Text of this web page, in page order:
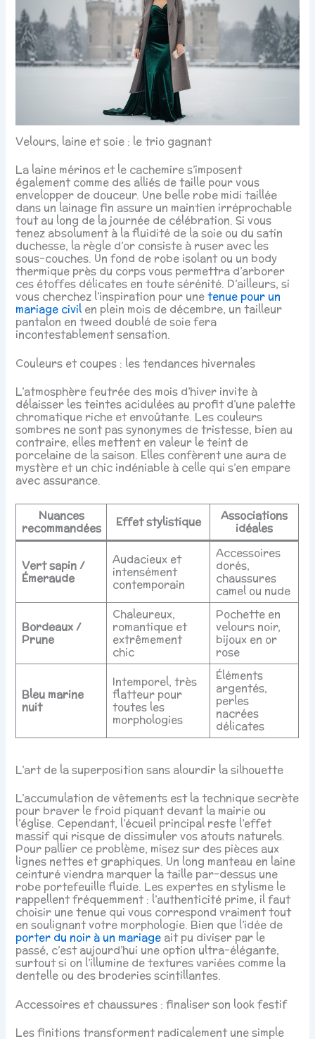
Velours, laine et soie : le trio gagnant
La laine mérinos et le cachemire s’imposent
également comme des alliés de taille pour vous
envelopper de douceur. Une belle robe midi taillée
dans un lainage fin assure un maintien irréprochable
tout au long de la journée de célébration. Si vous
tenez absolument à la fluidité de la soie ou du satin
duchesse, la règle d’or consiste à ruser avec les
sous-couches. Un fond de robe isolant ou un body
thermique près du corps vous permettra d’arborer
ces étoffes délicates en toute sérénité. D’ailleurs, si
vous cherchez l’inspiration pour unetenue pour un
mariage civil en plein mois de décembre, un tailleur
pantalon en tweed doublé de soie fera
incontestablement sensation.
Couleurs et coupes : les tendances hivernales
L’atmosphère feutrée des mois d’hiver invite à
délaisser les teintes acidulées au profit d’une palette
chromatique riche et envoûtante. Les couleurs
sombres ne sont pas synonymes de tristesse, bien au
contraire, elles mettent en valeur le teint de
porcelaine de la saison. Elles confèrent une aura de
mystère et un chic indéniable à celle qui s’en empare
avec assurance.
Nuances
recommandées
Effet stylistique
Associations
idéales
Vert sapin /
Émeraude
Audacieux et
intensément
contemporain
Accessoires
dorés,
chaussures
camel ou nude
Bordeaux /
Prune
Chaleureux,
romantique et
extrêmement
chic
Pochette en
velours noir,
bijoux en or
rose
Bleu marine
nuit
Intemporel, très
flatteur pour
toutes les
morphologies
Éléments
argentés,
perles
nacrées
délicates
L’art de la superposition sans alourdir la silhouette
L’accumulation de vêtements est la technique secrète
pour braver le froid piquant devant la mairie ou
l’église. Cependant, l’écueil principal reste l’effet
massif qui risque de dissimuler vos atouts naturels.
Pour pallier ce problème, misez sur des pièces aux
lignes nettes et graphiques. Un long manteau en laine
ceinturé viendra marquer la taille par-dessus une
robe portefeuille fluide. Les expertes en stylisme le
rappellent fréquemment : l’authenticité prime, il faut
choisir une tenue qui vous correspond vraiment tout
en soulignant votre morphologie. Bien que l’idée de
porter du noir à un mariage ait pu diviser par le
passé, c’est aujourd’hui une option ultra-élégante,
surtout si on l’illumine de textures variées comme la
dentelle ou des broderies scintillantes.
Accessoires et chaussures : finaliser son look festif
Les finitions transforment radicalement une simple